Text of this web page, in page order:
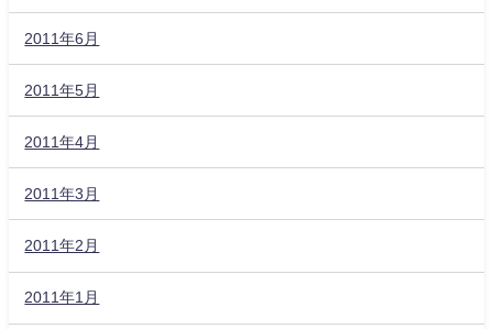
2011年6月
2011年5月
2011年4月
2011年3月
2011年2月
2011年1月